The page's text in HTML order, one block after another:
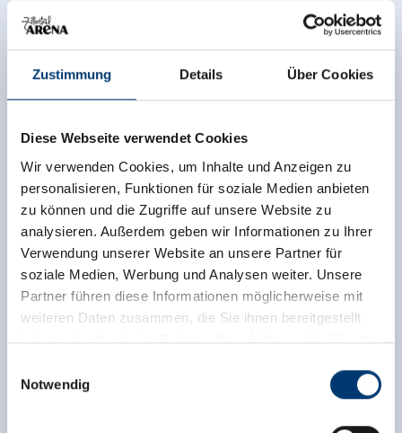
Zustimmung Details Über Cookies
Diese Webseite verwendet Cookies
Wir verwenden Cookies, um Inhalte und Anzeigen zu
personalisieren, Funktionen für soziale Medien anbieten
zu können und die Zugriffe auf unsere Website zu
analysieren. Außerdem geben wir Informationen zu Ihrer
Verwendung unserer Website an unsere Partner für
soziale Medien, Werbung und Analysen weiter. Unsere
Partner führen diese Informationen möglicherweise mit
weiteren Daten zusammen, die Sie ihnen bereitgestellt
haben oder die sie im Rahmen Ihrer Nutzung der Dienste
Notwendig